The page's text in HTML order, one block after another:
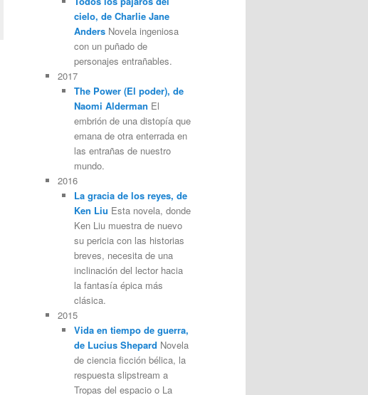
cielo, de Charlie Jane
AndersNovela ingeniosa
con un puñado de
personajes entrañables.
2017
The Power (El poder), de
Naomi Alderman El
embrión de una distopía que
emana de otra enterrada en
las entrañas de nuestro
mundo.
2016
La gracia de los reyes, de
Ken Liu Esta novela, donde
Ken Liu muestra de nuevo
su pericia con las historias
breves, necesita de una
inclinación del lector hacia
la fantasía épica más
clásica.
2015
Vida en tiempo de guerra,
de Lucius Shepard Novela
de ciencia ficción bélica, la
respuesta slipstream a
Tropas del espacio o La